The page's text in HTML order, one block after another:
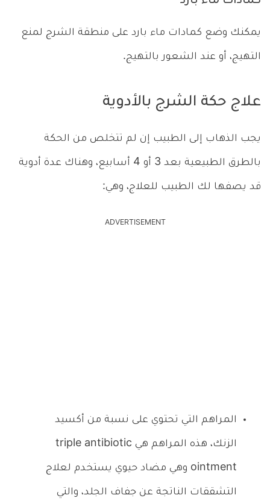
يمكنك وضع كمادات ماء بارد على منطقة الشرج لمنع
التهيج، أو عند الشعور بالتهيج.
علاج حكة الشرج بالأدوية
يجب الذهاب إلى الطبيب إن لم تتخلص من الحكة
بالطرق الطبيعية بعد 3 أو 4 أسابيع، وهناك عدة أدوية
قد يصفها لك الطبيب للعلاج، وهي:
ADVERTISEMENT
المراهم التي تحتوي على نسبة من أكسيد
الزنك، هذه المراهم هي triple antibiotic
ointment وهي مضاد حيوي يستخدم لعلاج
التشققات الناتجة عن جفاف الجلد، والتي